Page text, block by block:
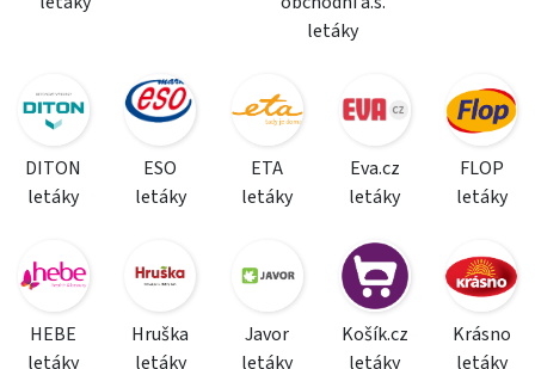
letáky
DITON
letáky
ESO
letáky
ETA
letáky
Eva.cz
letáky
FLOP
letáky
HEBE
letáky
Hruška
letáky
Javor
letáky
Košík.cz
letáky
Krásno
letáky